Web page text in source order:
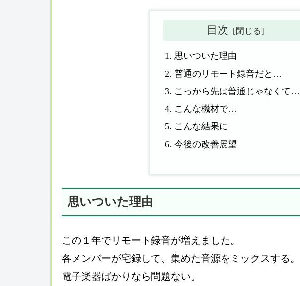
目次
思いついた理由
普通のリモート録音だと…
こっから先は普通じゃなくて…
こんな機材で…
こんな結果に
今後の改善展望
思いついた理由
この１年でリモート録音が増えました。
各メンバーが宅録して、集めた音源をミックスする。
電子楽器ばかりなら問題ない。